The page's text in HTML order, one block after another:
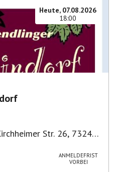
Heute, 07.08.2026
18:00
Str. 26, 73240
ANMELDEFRIST
VORBEI